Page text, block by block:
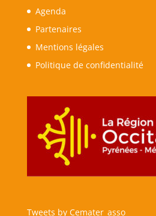
Agenda
Partenaires
Mentions légales
Politique de confidentialité
Tweets by Cemater_asso